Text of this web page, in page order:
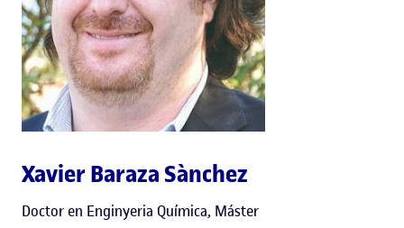
Xavier Baraza Sànchez
Doctor en Enginyeria Química, Máster